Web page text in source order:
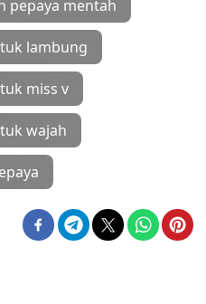
pepaya mentah
lambung
miss v
wajah